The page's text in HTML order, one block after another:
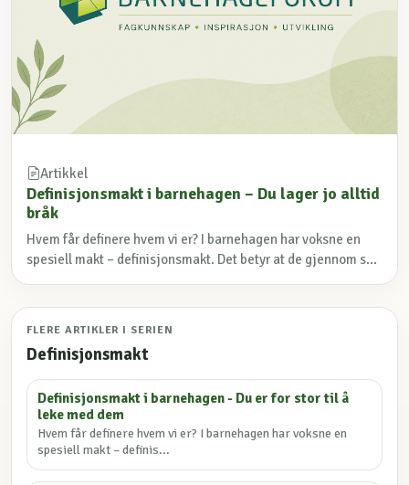
Artikkel
Definisjonsmakt i barnehagen – Du lager jo alltid
bråk
Hvem får definere hvem vi er? I barnehagen har voksne en
spesiell makt – definisjonsmakt. Det betyr at de gjennom s...
FLERE ARTIKLER I SERIEN
Definisjonsmakt
Definisjonsmakt i barnehagen - Du er for stor til å
leke med dem
Hvem får definere hvem vi er? I barnehagen har voksne en
spesiell makt – definis...